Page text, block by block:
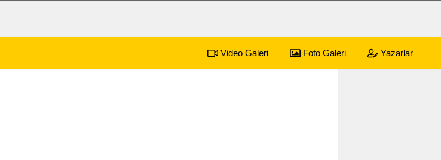
Video Galeri Foto Galeri Yazarlar